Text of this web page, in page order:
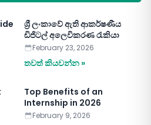
ශ්‍රී ලංකාවේ ඇති ආකර්ෂණීය
ඩිජිටල් අලෙවිකරණ රැකියා
February 23, 2026
තවත් කියවන්න »
Top Benefits of an
Internship in 2026
February 9, 2026